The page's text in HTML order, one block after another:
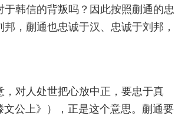
韩信的背叛吗？因此按照蒯通的忠
，蒯通也忠诚于汉、忠诚于刘邦，
对人处世把心放中正，要忠于真
文公上》），正是这个意思。蒯通要